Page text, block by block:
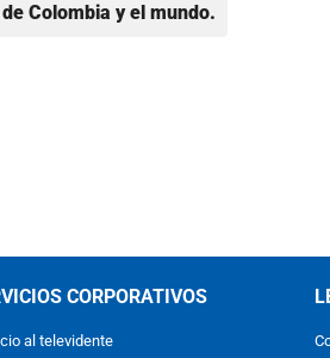
Colombia y el mundo.
CORPORATIVOS
al televidente